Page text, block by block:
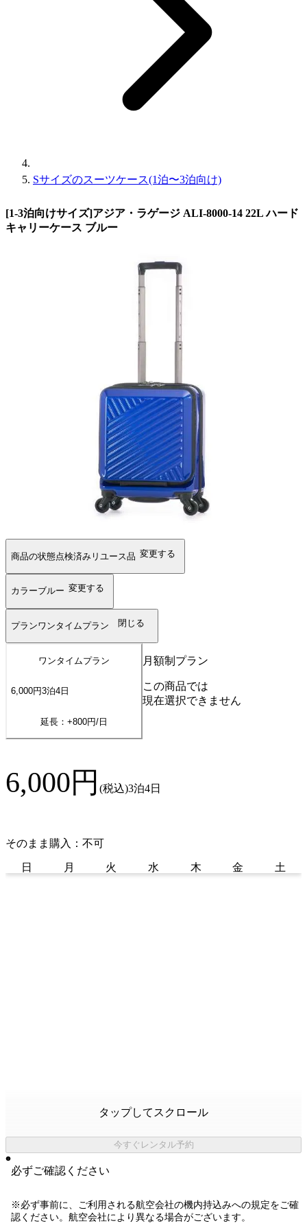
Sサイズのスーツケース(1泊〜3泊向け)
[1-3泊向けサイズ]アジア・ラゲージ ALI-8000-14 22L ハード
キャリーケース ブルー
商品の状態点検済みリユース品 変更する
カラーブルー 変更する
プランワンタイムプラン 閉じる
ワンタイムプラン
6,000円3泊4 日
延長：+800円/日
月額制プラン
この商品では
現在選択できません
6,000円 (税込)3泊4日
そのまま購入：不可
日 月 火 水 木 金 土
タップしてスクロール
今すぐレンタル予約
必ずご確認ください
※必ず事前に、ご利用される航空会社の機内持込みへの規定をご確
認ください。航空会社により異なる場合がございます。